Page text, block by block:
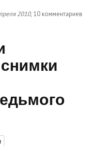
2010,10 комментариев